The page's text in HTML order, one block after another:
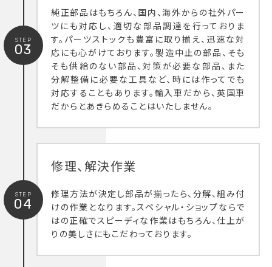
STEP
03
純正部品はもちろん、国内、海外からの社外パー
ツにも対応し、適切な部品調達を行っておりま
す。パーツストックも豊富に取り揃え、迅速な対
応にも心がけております。製造中止の部品、そも
そも供給のない部品、対策が必要な部品、また
分解整備に必要な工具など、時には作ってでも
対応することもあります。輸入車だから、英国車
だからとあきらめることはいたしません。
STEP
04
修理、解決作業
修理方法が決定し部品が揃ったら、分解、組み付
けの作業となります。スペシャル・ショップならで
はの正確でスピーディな作業はもちろん、仕上が
りの美しさにもこだわっております。